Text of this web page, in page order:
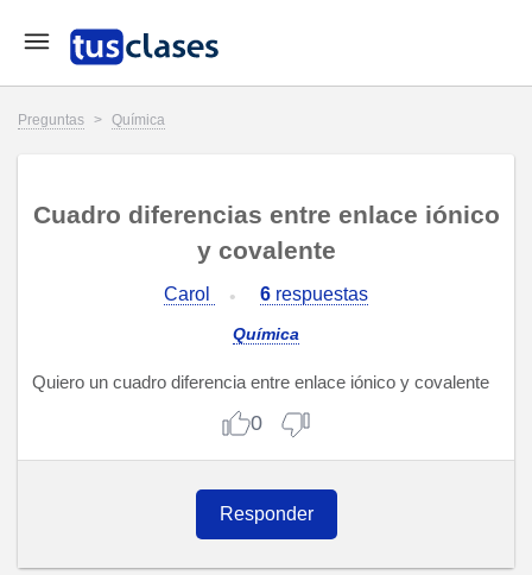
Preguntas > Química
Cuadro diferencias entre enlace iónico
y covalente
Carol 6 respuestas
Química
Quiero un cuadro diferencia entre enlace iónico y covalente
0
Responder